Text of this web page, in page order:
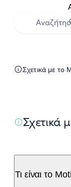
Σχετικά με το
Σχετικά
Τι είναι το